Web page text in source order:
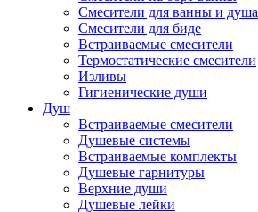
Смесители для ванны и душа
Смесители для биде
Встраиваемые смесители
Термостатические смесители
Изливы
Гигиенические души
Душ
Встраиваемые смесители
Душевые системы
Встраиваемые комплекты
Душевые гарнитуры
Верхние души
Душевые лейки